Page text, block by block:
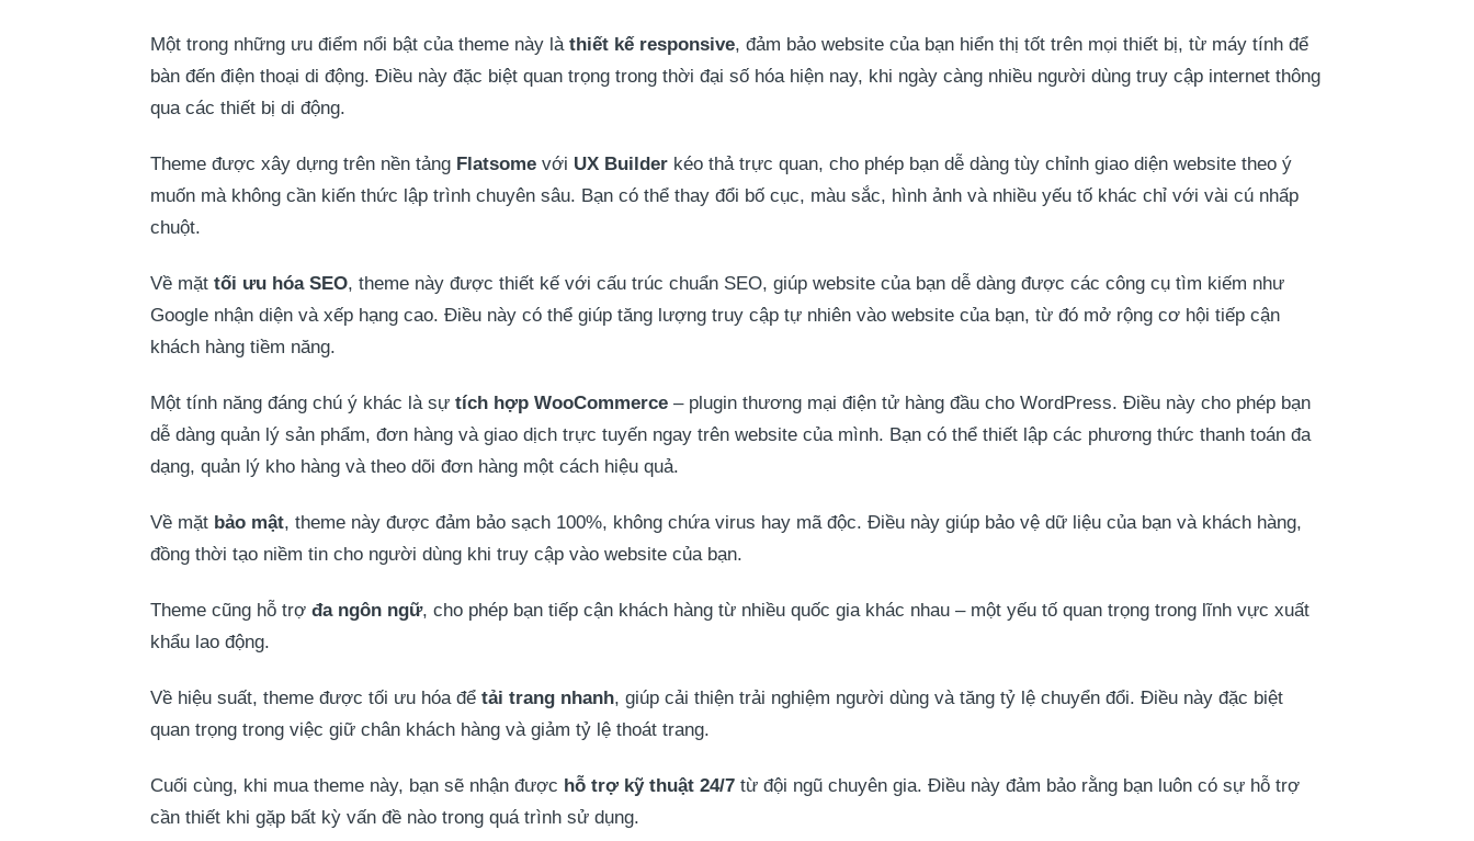
Một trong những ưu điểm nổi bật của theme này là thiết kế responsive, đảm bảo website của bạn hiển thị tốt trên mọi thiết bị, từ máy tính để
bàn đến điện thoại di động. Điều này đặc biệt quan trọng trong thời đại số hóa hiện nay, khi ngày càng nhiều người dùng truy cập internet thông
qua các thiết bị di động.
Theme được xây dựng trên nền tảng Flatsome với UX Builder kéo thả trực quan, cho phép bạn dễ dàng tùy chỉnh giao diện website theo ý
muốn mà không cần kiến thức lập trình chuyên sâu. Bạn có thể thay đổi bố cục, màu sắc, hình ảnh và nhiều yếu tố khác chỉ với vài cú nhấp
chuột.
Về mặt tối ưu hóa SEO, theme này được thiết kế với cấu trúc chuẩn SEO, giúp website của bạn dễ dàng được các công cụ tìm kiếm như
Google nhận diện và xếp hạng cao. Điều này có thể giúp tăng lượng truy cập tự nhiên vào website của bạn, từ đó mở rộng cơ hội tiếp cận
khách hàng tiềm năng.
Một tính năng đáng chú ý khác là sự tích hợp WooCommerce – plugin thương mại điện tử hàng đầu cho WordPress. Điều này cho phép bạn
dễ dàng quản lý sản phẩm, đơn hàng và giao dịch trực tuyến ngay trên website của mình. Bạn có thể thiết lập các phương thức thanh toán đa
dạng, quản lý kho hàng và theo dõi đơn hàng một cách hiệu quả.
Về mặt bảo mật, theme này được đảm bảo sạch 100%, không chứa virus hay mã độc. Điều này giúp bảo vệ dữ liệu của bạn và khách hàng,
đồng thời tạo niềm tin cho người dùng khi truy cập vào website của bạn.
Theme cũng hỗ trợ đa ngôn ngữ, cho phép bạn tiếp cận khách hàng từ nhiều quốc gia khác nhau – một yếu tố quan trọng trong lĩnh vực xuất
khẩu lao động.
Về hiệu suất, theme được tối ưu hóa để tải trang nhanh, giúp cải thiện trải nghiệm người dùng và tăng tỷ lệ chuyển đổi. Điều này đặc biệt
quan trọng trong việc giữ chân khách hàng và giảm tỷ lệ thoát trang.
Cuối cùng, khi mua theme này, bạn sẽ nhận được hỗ trợ kỹ thuật 24/7 từ đội ngũ chuyên gia. Điều này đảm bảo rằng bạn luôn có sự hỗ trợ
cần thiết khi gặp bất kỳ vấn đề nào trong quá trình sử dụng.